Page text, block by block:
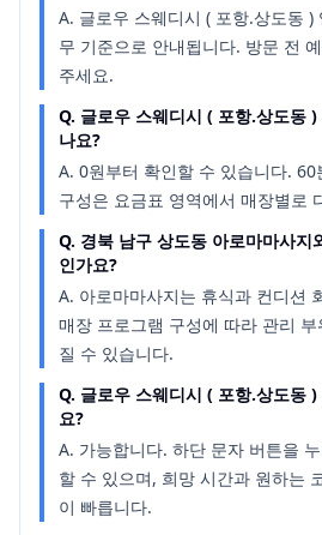
A. 글로우 스웨디시 ( 포항.상도동 )
무 기준으로 안내됩니다. 방문 전
주세요.
Q. 글로우 스웨디시 ( 포항.상도동
나요?
A. 0원부터 확인할 수 있습니다.
구성은 요금표 영역에서 매장별로
Q. 경북 남구 상도동 아로마마사지
인가요?
A. 아로마마사지는 휴식과 컨디션
매장 프로그램 구성에 따라 관리
질 수 있습니다.
Q. 글로우 스웨디시 ( 포항.상도동
요?
A. 가능합니다. 하단 문자 버튼을
할 수 있으며, 희망 시간과 원하는
이 빠릅니다.